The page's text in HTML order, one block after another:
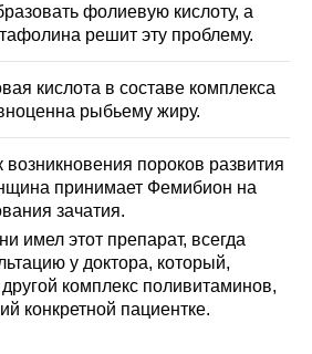
фолиевую кислоту, а
решит эту проблему.
кислота в составе комплекса
рыбьему жиру.
пороков развития
принимает Фемибион на
зачатия.
имел этот препарат, всегда
у доктора, который,
комплекс поливитаминов,
конкретной пациентке.